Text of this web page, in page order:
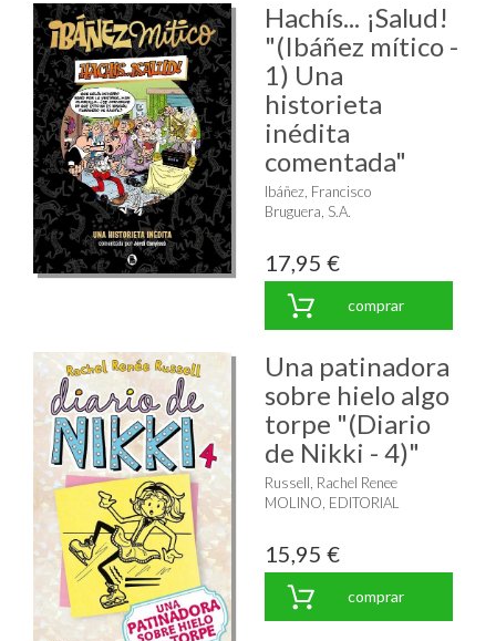
Hachís... ¡Salud!
"(Ibáñez mítico -
1) Una
historieta
inédita
comentada"
Ibáñez, Francisco
Bruguera, S.A.
17,95 €
comprar
Una patinadora
sobre hielo algo
torpe "(Diario
de Nikki - 4)"
Russell, Rachel Renee
MOLINO, EDITORIAL
15,95 €
comprar